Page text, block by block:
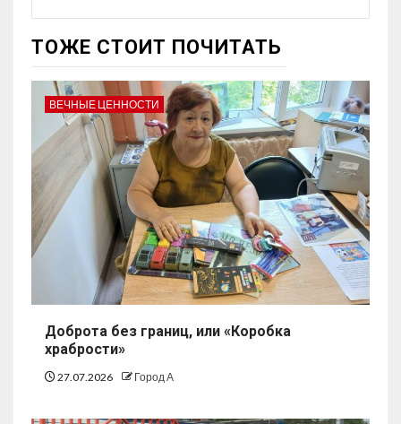
ТОЖЕ СТОИТ ПОЧИТАТЬ
ВЕЧНЫЕ ЦЕННОСТИ
Доброта без границ, или «Коробка
храбрости»
27.07.2026 Город А